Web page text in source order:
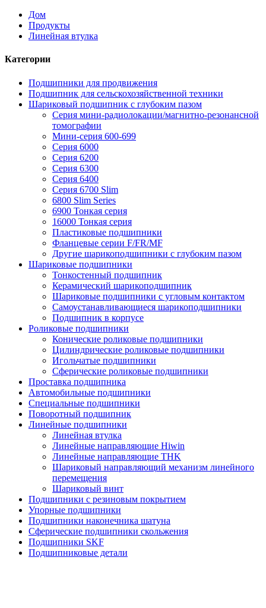
Дом
Продукты
Линейная втулка
Категории
Подшипники для продвижения
Подшипник для сельскохозяйственной техники
Шариковый подшипник с глубоким пазом
Серия мини-радиолокации/магнитно-резонансной
томографии
Мини-серия 600-699
Серия 6000
Серия 6200
Серия 6300
Серия 6400
Серия 6700 Slim
6800 Slim Series
6900 Тонкая серия
16000 Тонкая серия
Пластиковые подшипники
Фланцевые серии F/FR/MF
Другие шарикоподшипники с глубоким пазом
Шариковые подшипники
Тонкостенный подшипник
Керамический шарикоподшипник
Шариковые подшипники с угловым контактом
Самоустанавливающиеся шарикоподшипники
Подшипник в корпусе
Роликовые подшипники
Конические роликовые подшипники
Цилиндрические роликовые подшипники
Игольчатые подшипники
Сферические роликовые подшипники
Проставка подшипника
Автомобильные подшипники
Специальные подшипники
Поворотный подшипник
Линейные подшипники
Линейная втулка
Линейные направляющие Hiwin
Линейные направляющие THK
Шариковый направляющий механизм линейного
перемещения
Шариковый винт
Подшипники с резиновым покрытием
Упорные подшипники
Подшипники наконечника шатуна
Сферические подшипники скольжения
Подшипники SKF
Подшипниковые детали